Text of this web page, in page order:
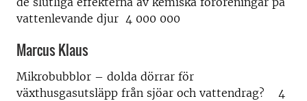
vattenlevande djur 4 000 000
Marcus Klaus
Mikrobubblor – dolda dörrar för
växthusgasutsläpp från sjöar och vattendrag? 4